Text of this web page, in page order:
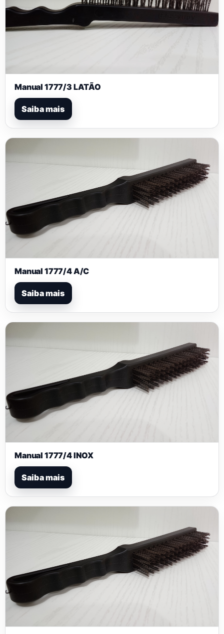
Manual 1777/3 LATÃO
Saiba mais
Manual 1777/4 A/C
Saiba mais
Manual 1777/4 INOX
Saiba mais